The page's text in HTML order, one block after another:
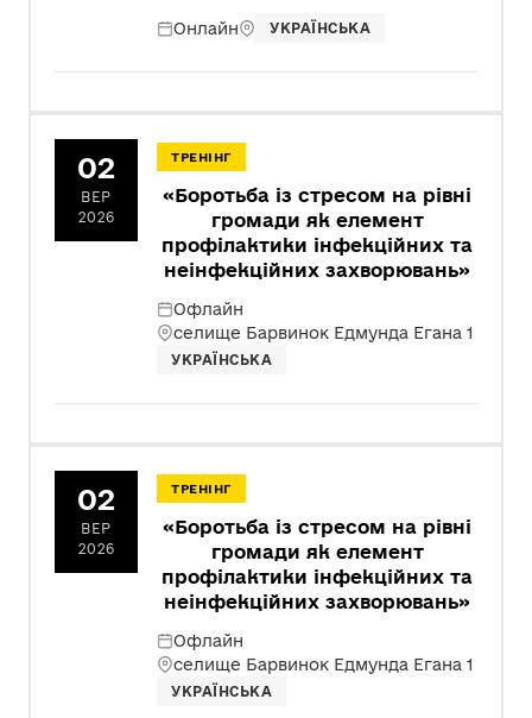
Онлайн УКРАЇНСЬКА
02
ВЕР
2026
ТРЕНІНГ
«Боротьба із стресом на рівні
громади як елемент
профілактики інфекційних та
неінфекційних захворювань»
Офлайн
селище Барвинок Едмунда Егана 1
УКРАЇНСЬКА
02
ВЕР
2026
ТРЕНІНГ
«Боротьба із стресом на рівні
громади як елемент
профілактики інфекційних та
неінфекційних захворювань»
Офлайн
селище Барвинок Едмунда Егана 1
УКРАЇНСЬКА